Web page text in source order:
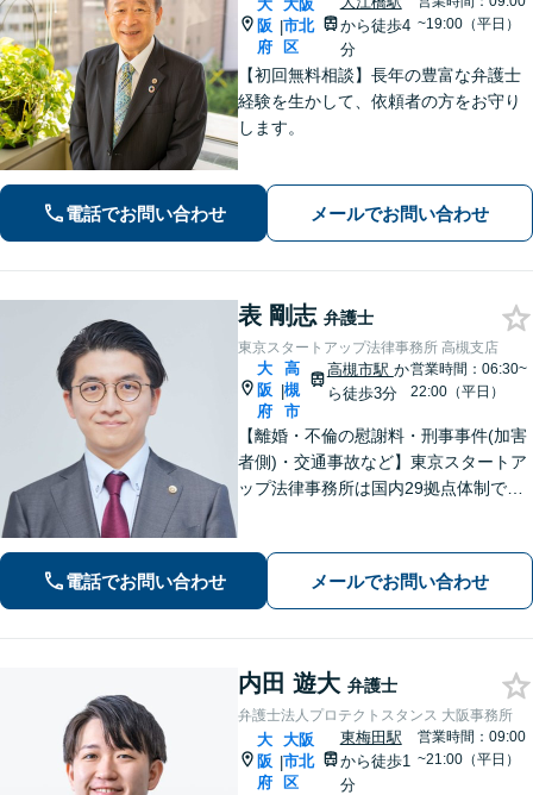
大
阪
府
|
大阪
市北
区
から徒歩4
分
~19:00（平日）
【初回無料相談】長年の豊富な弁護士
経験を生かして、依頼者の方をお守り
します。
電話でお問い合わせ メールでお問い合わせ
表 剛志 弁護士
東京スタートアップ法律事務所 高槻支店
大
阪
府
|
高
槻
市
高槻市駅 か
ら徒歩3分
営業時間：06:30~
22:00（平日）
【離婚・不倫の慰謝料・刑事事件(加害
者側)・交通事故など】東京スタートア
ップ法律事務所は国内29拠点体制で全
専門性の高い弁護士が寄り添い解決を
サポートします。
電話でお問い合わせ メールでお問い合わせ
内田 遊大 弁護士
弁護士法人プロテクトスタンス 大阪事務所
大
阪
府
|
大阪
市北
区
東梅田駅
から徒歩1
分
営業時間：09:00
~21:00（平日）